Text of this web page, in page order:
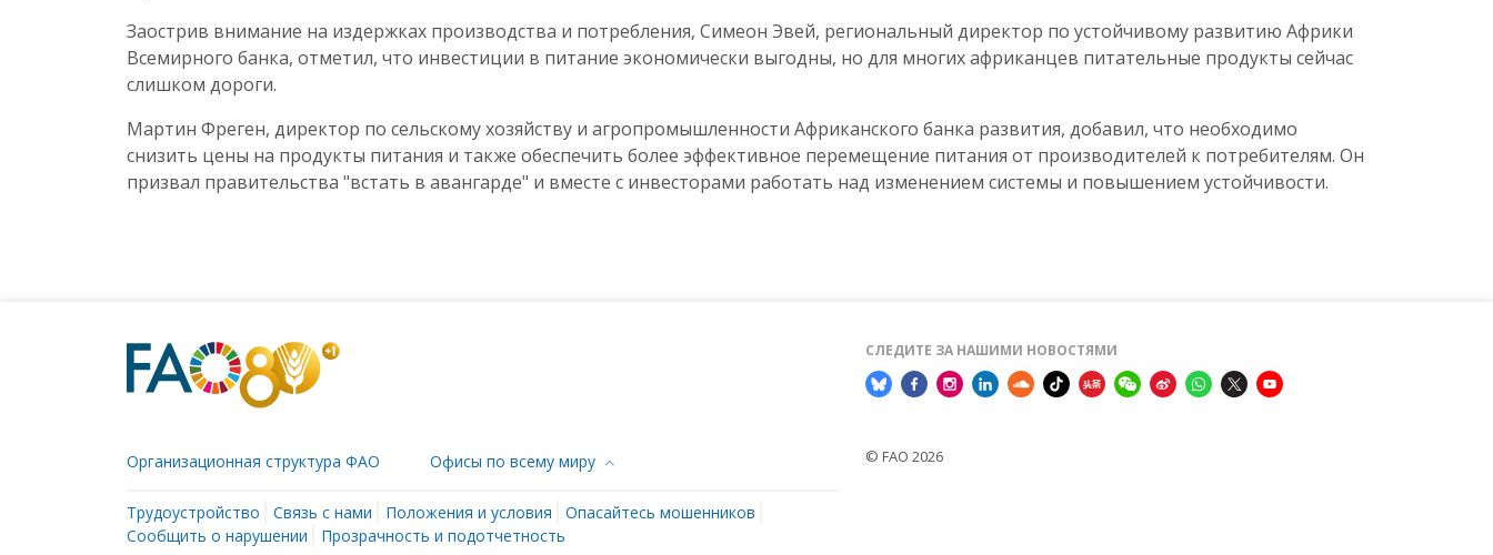
Заострив внимание на издержках производства и потребления, Симеон Эвей, региональный директор по устойчивому развитию Африки
Всемирного банка, отметил, что инвестиции в питание экономически выгодны, но для многих африканцев питательные продукты сейчас
слишком дороги.
Мартин Фреген, директор по сельскому хозяйству и агропромышленности Африканского банка развития, добавил, что необходимо
снизить цены на продукты питания и также обеспечить более эффективное перемещение питания от производителей к потребителям. Он
призвал правительства "встать в авангарде" и вместе с инвесторами работать над изменением системы и повышением устойчивости.
СЛЕДИТЕ ЗА НАШИМИ НОВОСТЯМИ
Организационная структура ФАО Офисы по всему миру
Трудоустройство Связь с нами Положения и условия
Опасайтесь мошенников
Сообщить о нарушении
Прозрачность и подотчетность
© FAO 2026